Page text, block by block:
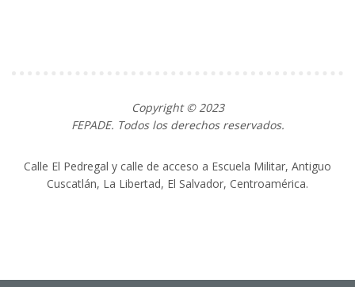
Copyright © 2023
FEPADE. Todos los derechos reservados.
Calle El Pedregal y calle de acceso a Escuela Militar, Antiguo
Cuscatlán, La Libertad, El Salvador, Centroamérica.